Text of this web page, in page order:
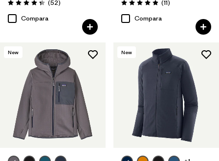
Valoración: 4.3 / 5
(52Comentarios
)
Compara
Valoración: 4.9 / 5
(11Comentarios
)
Compara
New New